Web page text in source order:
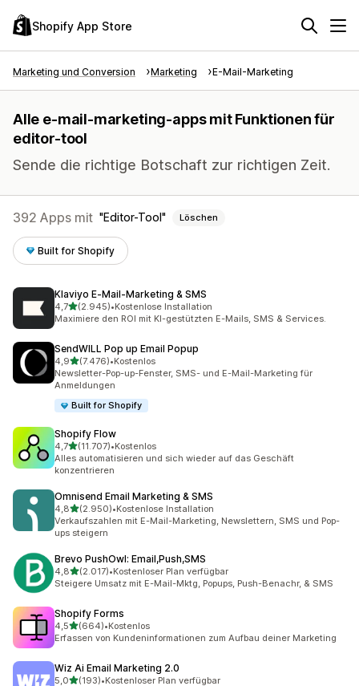
Shopify App Store
Marketing und Conversion Marketing E-Mail-Marketing
Alle e-mail-marketing-apps mit Funktionen für
editor-tool
Sende die richtige Botschaft zur richtigen Zeit.
392 Apps mit Editor-Tool Löschen
Built for Shopify
Klaviyo E‑Mail‑Marketing & SMS
4,7von 5 Sternen
(2.945)
2945 Rezensionen insgesamt
•Kostenlose Installation
Maximiere den ROI mit KI-gestützten E-Mails, SMS & Services.
SendWILL Pop up Email Popup
4,9von 5 Sternen
(7.476)
7476 Rezensionen insgesamt
•Kostenlos
Newsletter-Pop-up-Fenster, SMS- und E-Mail-Marketing für
Anmeldungen
Built for Shopify
Shopify Flow
4,7von 5 Sternen
(11.707)
11707 Rezensionen insgesamt
•Kostenlos
Alles automatisieren und sich wieder auf das Geschäft
konzentrieren
Omnisend Email Marketing & SMS
4,8von 5 Sternen
(2.950)
2950 Rezensionen insgesamt
•Kostenlose Installation
Verkaufszahlen mit E-Mail-Marketing, Newslettern, SMS und Pop-
ups steigern
Brevo PushOwl: Email,Push,SMS
4,8von 5 Sternen
(2.017)
2017 Rezensionen insgesamt
•Kostenloser Plan verfügbar
Steigere Umsatz mit E-Mail-Mktg, Popups, Push-Benachr, & SMS
Shopify Forms
4,5von 5 Sternen
(664)
664 Rezensionen insgesamt
•Kostenlos
Erfassen von Kundeninformationen zum Aufbau deiner Marketing
Wiz Ai Email Marketing 2.0
5,0von 5 Sternen
(193)•Kostenloser Plan verfügbar